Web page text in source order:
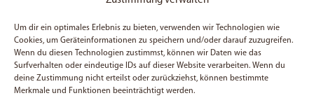
Um dir ein optimales Erlebnis zu bieten, verwenden wir Technologien wie
Cookies, um Geräteinformationen zu speichern und/oder darauf zuzugreifen.
Wenn du diesen Technologien zustimmst, können wir Daten wie das
Surfverhalten oder eindeutige IDs auf dieser Website verarbeiten. Wenn du
deine Zustimmung nicht erteilst oder zurückziehst, können bestimmte
Merkmale und Funktionen beeinträchtigt werden.
hochwertiges, selbstklebendes Vinyl
eingesetzt, welches
sogar wasserfestist. Ich habe
den Stickerselbst in Handarbeit entworfen,stelle
ihn selbst herundverpacke ihn selbst.
Abbildung kann abweichen.